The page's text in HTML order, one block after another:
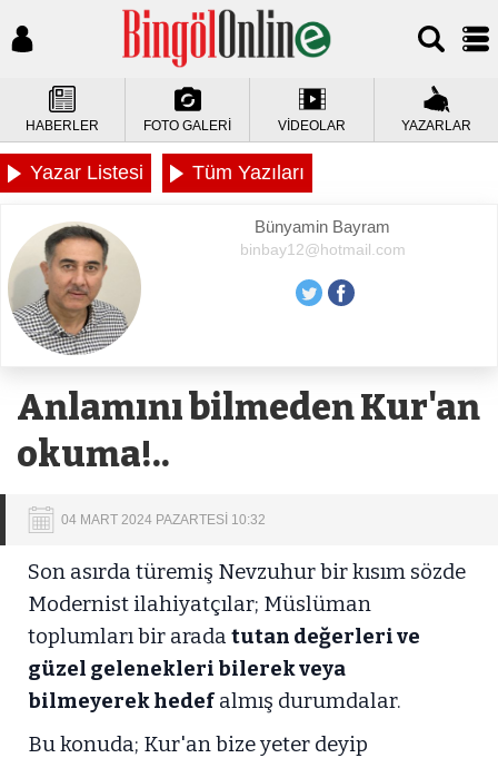
HABERLER FOTO GALERİ VİDEOLAR YAZARLAR
Yazar Listesi Tüm Yazıları
Bünyamin Bayram
binbay12@hotmail.com
Anlamını bilmeden Kur'an
okuma!..
04 MART 2024 PAZARTESİ 10:32
Son asırda türemiş Nevzuhur bir kısım sözde
Modernist ilahiyatçılar; Müslüman
toplumları bir arada tutan değerleri ve
güzel gelenekleri bilerek veya
bilmeyerek hedefalmış durumdalar.
Bu konuda; Kur'an bize yeter deyip